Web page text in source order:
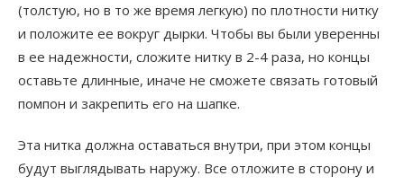
(толстую, но в то же время легкую) по плотности нитку
и положите ее вокруг дырки. Чтобы вы были уверенны
в ее надежности, сложите нитку в 2-4 раза, но концы
оставьте длинные, иначе не сможете связать готовый
помпон и закрепить его на шапке.
Эта нитка должна оставаться внутри, при этом концы
будут выглядывать наружу. Все отложите в сторону и